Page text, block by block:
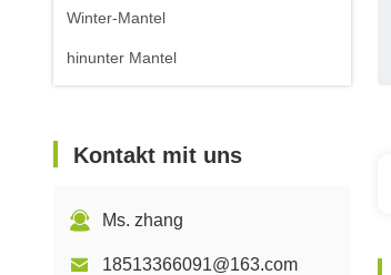
Winter-Mantel
hinunter Mantel
Kontakt mit uns
Ms. zhang
18513366091@163.com